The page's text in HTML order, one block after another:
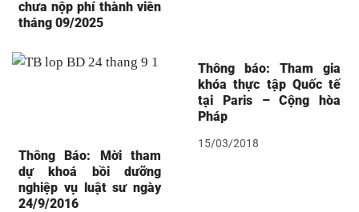
chưa nộp phí thành viên
tháng 09/2025
Thông Báo: Mời tham
dự khoá bồi dưỡng
nghiệp vụ luật sư ngày
24/9/2016
Thông báo: Tham gia
khóa thực tập Quốc tế
tại Paris – Cộng hòa
Pháp
15/03/2018